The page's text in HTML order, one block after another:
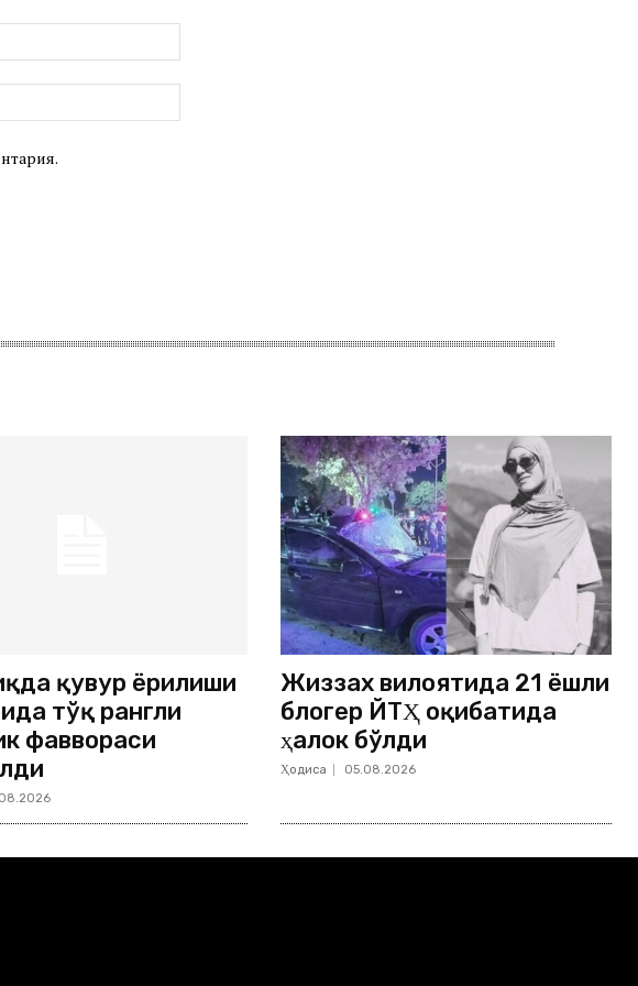
почта:*
Сайт:
қувур ёрилиши
тўқ рангли
фаввораси
Жиззах вилоятида 21 ёшли
блогер ЙТҲ оқибатида
ҳалок бўлди
Ҳодиса 05.08.2026